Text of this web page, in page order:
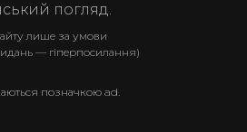
погляд.
лише за умови
— гіперпосилання)
позначкою ad.